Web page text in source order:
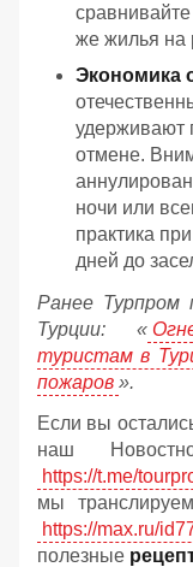
же жилья на
Экономика
удерживают
отмене.
ночи или
практика
дней до
Ранее Турпром
Турции: «
туристам в
пожаров ».
Если вы
наш
https://t.me/
мы
https://max.ru/
полезные